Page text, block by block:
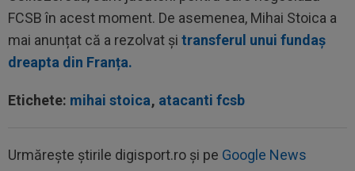
FCSB în acest moment. De asemenea, Mihai Stoica a
mai anunțat că a rezolvat și transferul unui fundaș
dreapta din Franța.
Etichete: mihai stoica, atacanti fcsb
Urmărește știrile digisport.ro și pe Google News